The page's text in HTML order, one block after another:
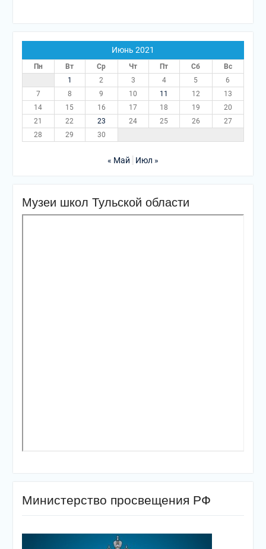
Июнь 2021
Пн Вт Ср Чт Пт Сб
Вс
1
2 3 4 5
6
7
8 9 10 11 12
13
14
15 16 17 18 19
20
21
22 23 24 25 26
27
28
29 30
« Май Июл »
Музеи школ Тульской области
Министерство просвещения РФ